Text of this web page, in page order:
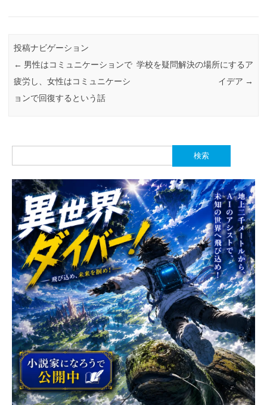
投稿ナビゲーション
← 男性はコミュニケーションで
疲労し、女性はコミュニケーシ
ョンで回復するという話
学校を疑問解決の場所にするア
イデア →
索: